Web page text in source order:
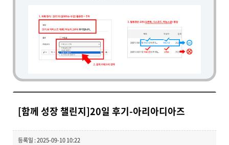
[함께 성장 챌린지]20일 후기-아리아디아즈
등록일 : 2025-09-10 10:22